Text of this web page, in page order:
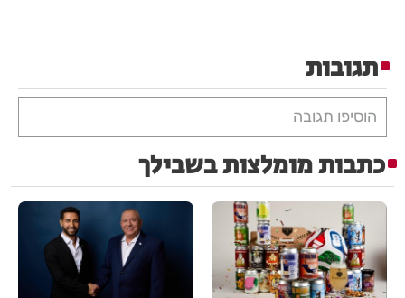
תגובות
הוסיפו תגובה
כתבות מומלצות בשבילך